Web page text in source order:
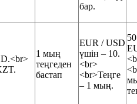
бар.
1 мың
теңгеден
бастап
EUR / USD
үшін – 10.
<br>
<br>Теңге
– 1 мың.